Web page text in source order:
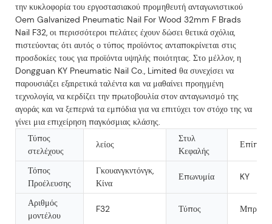
την κυκλοφορία του εργοστασιακού προμηθευτή ανταγωνιστικού
Oem Galvanized Pneumatic Nail For Wood 32mm F Brads
Nail F32, οι περισσότεροι πελάτες έχουν δώσει θετικά σχόλια,
πιστεύοντας ότι αυτός ο τύπος προϊόντος ανταποκρίνεται στις
προσδοκίες τους για προϊόντα υψηλής ποιότητας. Στο μέλλον, η
Dongguan KY Pneumatic Nail Co., Limited θα συνεχίσει να
παρουσιάζει εξαιρετικά ταλέντα και να μαθαίνει προηγμένη
τεχνολογία, να κερδίζει την πρωτοβουλία στον ανταγωνισμό της
αγοράς και να ξεπερνά τα εμπόδια για να επιτύχει τον στόχο της να
γίνει μια επιχείρηση παγκόσμιας κλάσης.
Τύπος
στελέχους
λείος
Στυλ
Κεφαλής
Επίπεδα
Τόπος
Προέλευσης
Γκουανγκντόνγκ,
Κίνα
Επωνυμία KY
Αριθμός
μοντέλου
F32 Τύπος Μπραντ